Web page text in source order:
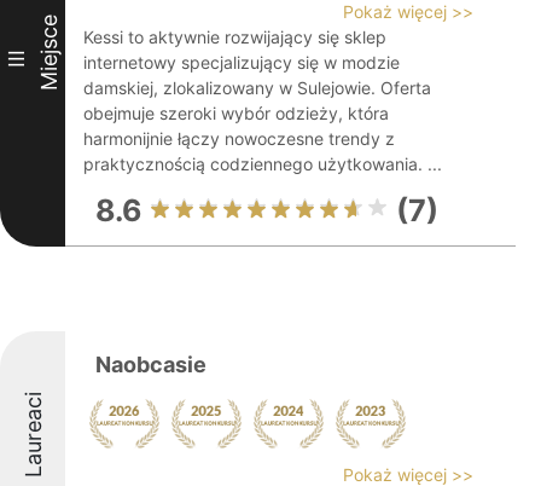
III Miejsce
Pokaż więcej >>
Kessi to aktywnie rozwijający się sklep
internetowy specjalizujący się w modzie
damskiej, zlokalizowany w Sulejowie. Oferta
obejmuje szeroki wybór odzieży, która
harmonijnie łączy nowoczesne trendy z
praktycznością codziennego użytkowania. ...
8.6 (7)
Laureaci
Naobcasie
Pokaż więcej >>